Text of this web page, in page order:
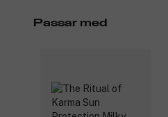
Passar med